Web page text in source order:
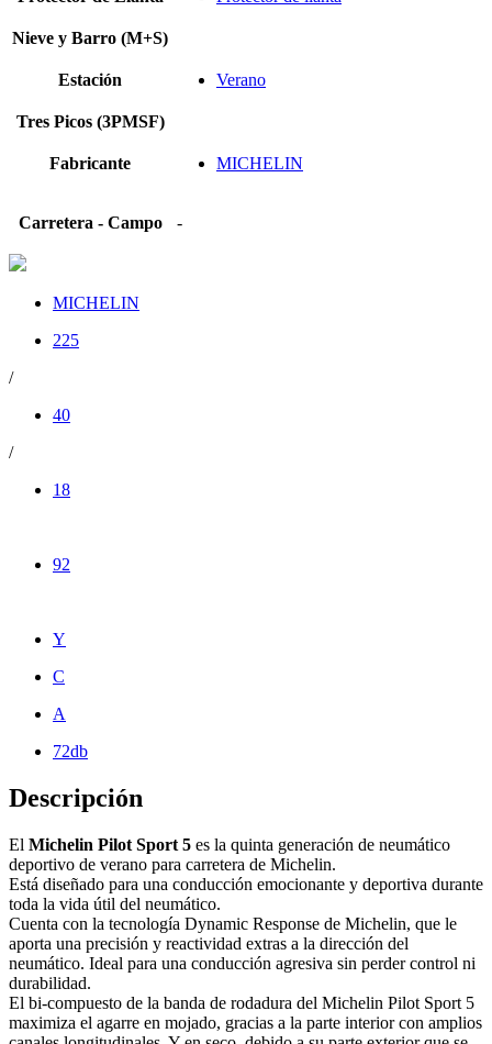
Nieve y Barro (M+S)
Estación Verano
Tres Picos (3PMSF)
Fabricante MICHELIN
Carretera - Campo -
MICHELIN
225
/
40
/
18
92
Y
C
A
72db
Descripción
El Michelin Pilot Sport 5 es la quinta generación de neumático
deportivo de verano para carretera de Michelin.
Está diseñado para una conducción emocionante y deportiva durante
toda la vida útil del neumático.
Cuenta con la tecnología Dynamic Response de Michelin, que le
aporta una precisión y reactividad extras a la dirección del
neumático. Ideal para una conducción agresiva sin perder control ni
durabilidad.
El bi-compuesto de la banda de rodadura del Michelin Pilot Sport 5
maximiza el agarre en mojado, gracias a la parte interior con amplios